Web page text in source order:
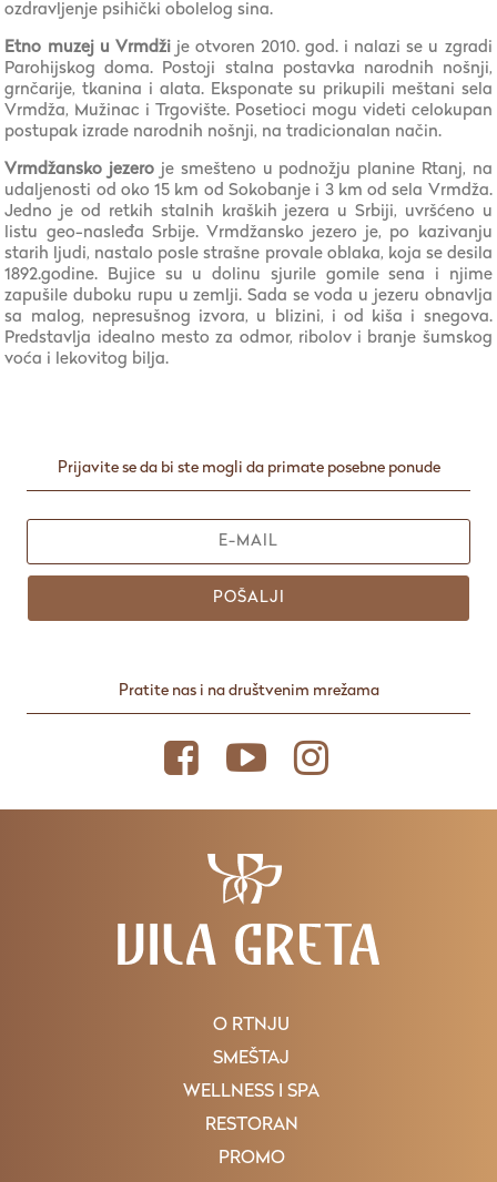
ozdravljenje psihički obolelog sina.
Etno muzej u Vrmdžije otvoren 2010. god. i nalazi se u zgradi
Parohijskog doma. Postoji stalna postavka narodnih nošnji,
grnčarije, tkanina i alata. Eksponate su prikupili meštani sela
Vrmdža, Mužinac i Trgovište. Posetioci mogu videti celokupan
postupak izrade narodnih nošnji, na tradicionalan način.
Vrmdžansko jezero je smešteno u podnožju planine Rtanj, na
udaljenosti od oko 15 km od Sokobanje i 3 km od sela Vrmdža.
Jedno je od retkih stalnih kraških jezera u Srbiji, uvršćeno u
listu geo-nasleđa Srbije. Vrmdžansko jezero je, po kazivanju
starih ljudi, nastalo posle strašne provale oblaka, koja se desila
1892.godine. Bujice su u dolinu sjurile gomile sena i njime
zapušile duboku rupu u zemlji. Sada se voda u jezeru obnavlja
sa malog, nepresušnog izvora, u blizini, i od kiša i snegova.
Predstavlja idealno mesto za odmor, ribolov i branje šumskog
voća i lekovitog bilja.
Prijavite se da bi ste mogli da primate posebne ponude
POŠALJI
Pratite nas i na društvenim mrežama
O RTNJU
SMEŠTAJ
WELLNESS I SPA
RESTORAN
PROMO